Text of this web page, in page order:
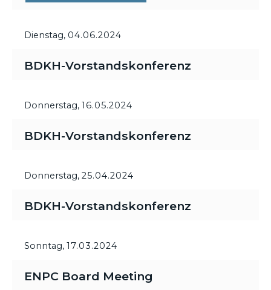
Dienstag, 04.06.2024
BDKH-Vorstandskonferenz
Donnerstag, 16.05.2024
BDKH-Vorstandskonferenz
Donnerstag, 25.04.2024
BDKH-Vorstandskonferenz
Sonntag, 17.03.2024
ENPC Board Meeting